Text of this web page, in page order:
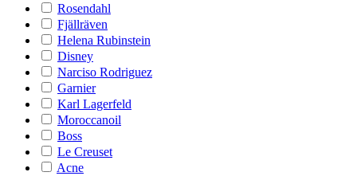
Rosendahl
Fjällräven
Helena Rubinstein
Disney
Narciso Rodriguez
Garnier
Karl Lagerfeld
Moroccanoil
Boss
Le Creuset
Acne